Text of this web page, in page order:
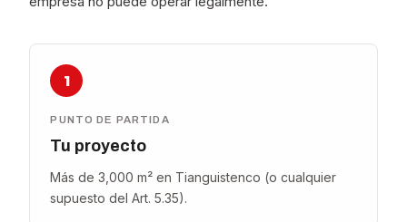
1
PUNTO DE PARTIDA
Tu proyecto
Más de 3,000 m² en Tianguistenco (o cualquier
supuesto del Art. 5.35).